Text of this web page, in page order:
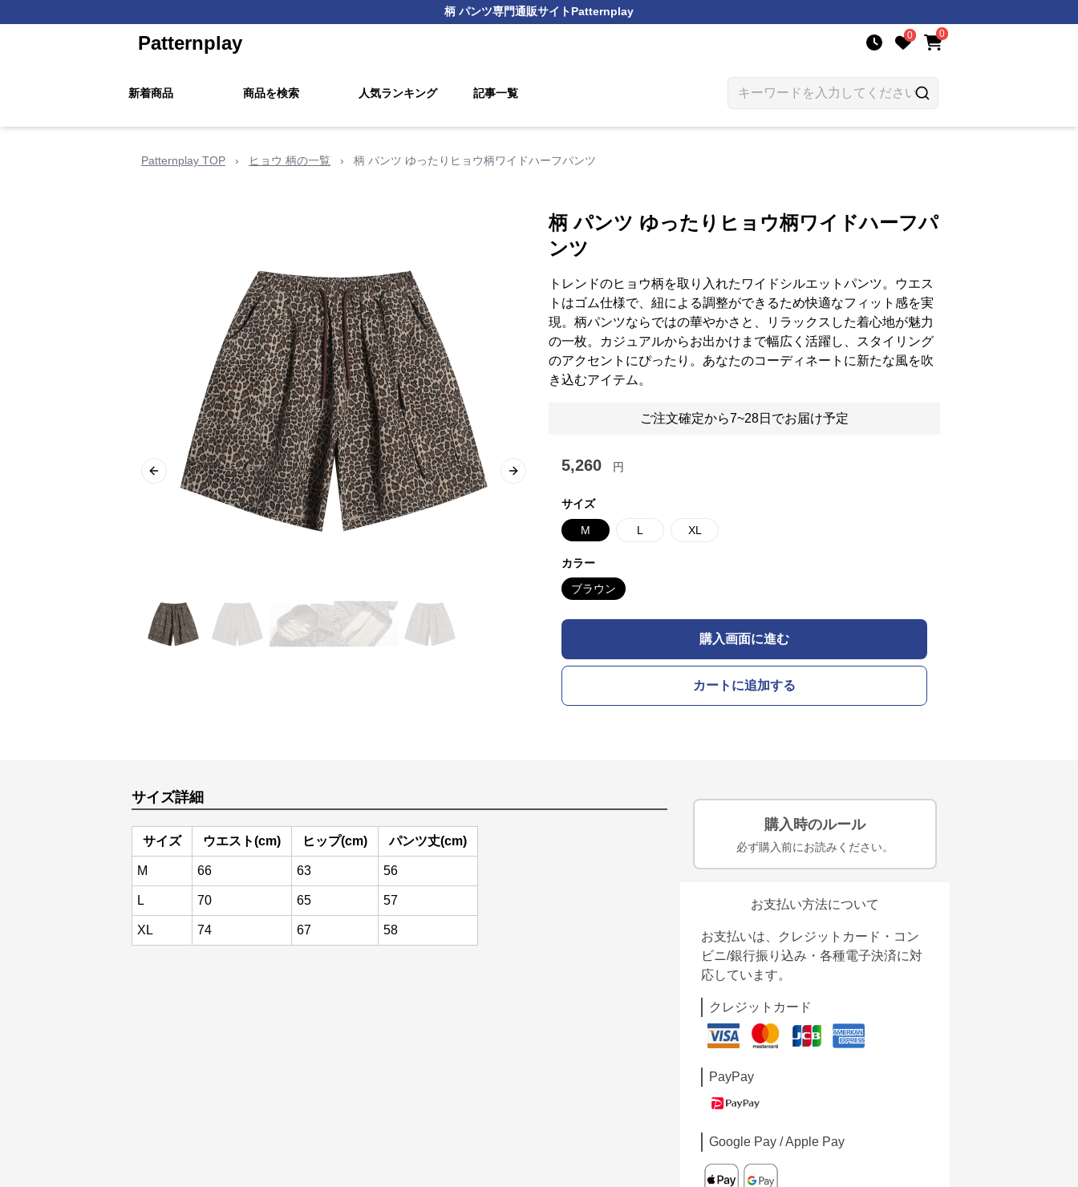
柄 パンツ専門通販サイトPatternplay
Patternplay 0 0
新着商品 商品を検索 人気ランキング 記事一覧
Patternplay TOP › ヒョウ 柄の一覧 › 柄 パンツ ゆったりヒョウ柄ワイドハーフパンツ
Previous slide Next slide
柄 パンツ ゆったりヒョウ柄ワイドハーフパ
ンツ
トレンドのヒョウ柄を取り入れたワイドシルエットパンツ。ウエス
トはゴム仕様で、紐による調整ができるため快適なフィット感を実
現。柄パンツならではの華やかさと、リラックスした着心地が魅力
の一枚。カジュアルからお出かけまで幅広く活躍し、スタイリング
のアクセントにぴったり。あなたのコーディネートに新たな風を吹
き込むアイテム。
ご注文確定から7~28日でお届け予定
5,260 円
サイズ
M L XL
カラー
ブラウン
購入画面に進む
カートに追加する
サイズ詳細
サイズ ウエスト(cm) ヒップ(cm) パンツ丈(cm)
M 66 63 56
L 70 65 57
XL 74 67 58
購入時のルール
必ず購入前にお読みください。
お支払い方法について
お支払いは、クレジットカード・コン
ビニ/銀行振り込み・各種電子決済に対
応しています。
クレジットカード
PayPay
Google Pay / Apple Pay